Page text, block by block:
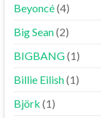
Beyoncé(4)
Big Sean(2)
BIGBANG(1)
Billie Eilish(1)
Björk (1)